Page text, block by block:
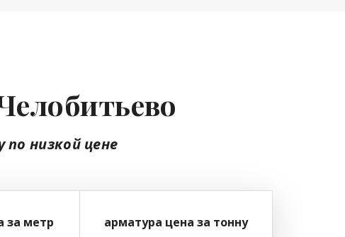
по низкой цене
за метр арматура цена за тонну